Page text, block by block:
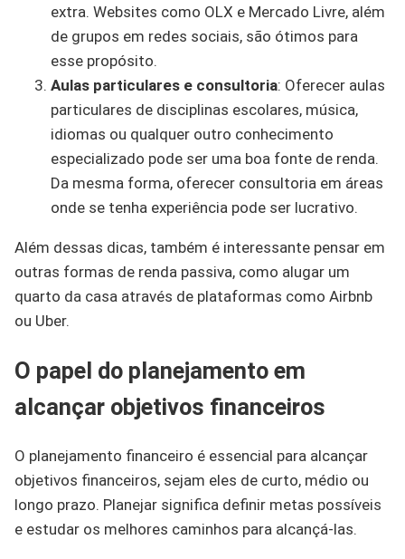
extra. Websites como OLX e Mercado Livre, além
de grupos em redes sociais, são ótimos para
esse propósito.
Aulas particulares e consultoria: Oferecer aulas
particulares de disciplinas escolares, música,
idiomas ou qualquer outro conhecimento
especializado pode ser uma boa fonte de renda.
Da mesma forma, oferecer consultoria em áreas
onde se tenha experiência pode ser lucrativo.
Além dessas dicas, também é interessante pensar em
outras formas de renda passiva, como alugar um
quarto da casa através de plataformas como Airbnb
ou Uber.
O papel do planejamento em
alcançar objetivos financeiros
O planejamento financeiro é essencial para alcançar
objetivos financeiros, sejam eles de curto, médio ou
longo prazo. Planejar significa definir metas possíveis
e estudar os melhores caminhos para alcançá-las.